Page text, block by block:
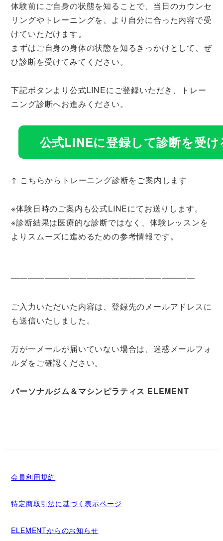
体験前にご自身の状態を知ることで、当日のカウンセ
リングやトレーニングを、より自分に合った内容で受
けていただけます。
まずはご自身の身体の状態を知るきっかけとして、ぜ
ひ診断を受けてみてください。
下記ボタンより公式LINEにご登録いただき、トレー
ニング診断へお進みください。
公式LINEに登録して診断を受け
↑ こちらからトレーニング診断をご案内します
※体験日時のご案内も公式LINEにてお送りします。
※診断結果は医療的な診断ではなく、体験レッスンを
よりスムーズに進めるための参考情報です。
━━━━━━━━━━━━━━━━━━━━━━
ご入力いただいた内容は、登録先のメールアドレスに
も送信いたしました。
万が一メールが届いていない場合は、迷惑メールフォ
ルダをご確認ください。
パーソナルジム＆マシンピラティス ELEMENT
会員利用規約
特定商取引法に基づく表示ページ
ELEMENTからのお知らせ